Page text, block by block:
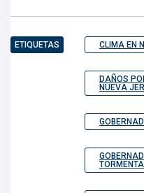
ETIQUETAS CLIMA EN
DAÑOS
NUEVA